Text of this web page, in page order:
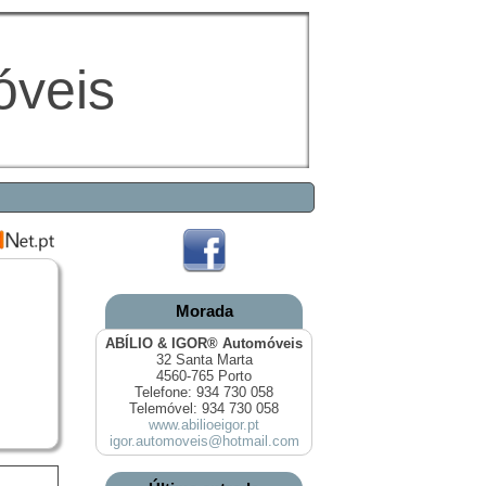
Morada
ABÍLIO & IGOR® Automóveis
32 Santa Marta
4560-765 Porto
Telefone: 934 730 058
Telemóvel: 934 730 058
www.abilioeigor.pt
igor.automoveis@hotmail.com